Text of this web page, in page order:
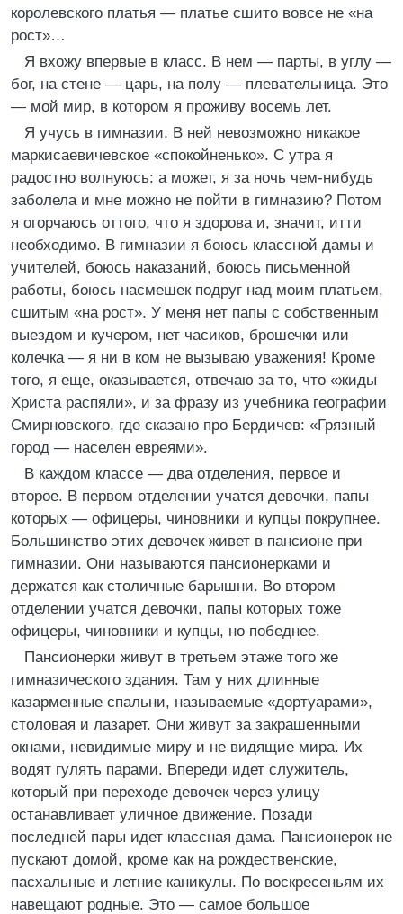
королевского платья — платье сшито вовсе не «на
рост»…
Я вхожу впервые в класс. В нем — парты, в углу —
бог, на стене — царь, на полу — плевательница. Это
— мой мир, в котором я проживу восемь лет.
Я учусь в гимназии. В ней невозможно никакое
маркисаевичевское «спокойненько». С утра я
радостно волнуюсь: а может, я за ночь чем-нибудь
заболела и мне можно не пойти в гимназию? Потом
я огорчаюсь оттого, что я здорова и, значит, итти
необходимо. В гимназии я боюсь классной дамы и
учителей, боюсь наказаний, боюсь письменной
работы, боюсь насмешек подруг над моим платьем,
сшитым «на рост». У меня нет папы с собственным
выездом и кучером, нет часиков, брошечки или
колечка — я ни в ком не вызываю уважения! Кроме
того, я еще, оказывается, отвечаю за то, что «жиды
Христа распяли», и за фразу из учебника географии
Смирновского, где сказано про Бердичев: «Грязный
город — населен евреями».
В каждом классе — два отделения, первое и
второе. В первом отделении учатся девочки, папы
которых — офицеры, чиновники и купцы покрупнее.
Большинство этих девочек живет в пансионе при
гимназии. Они называются пансионерками и
держатся как столичные барышни. Во втором
отделении учатся девочки, папы которых тоже
офицеры, чиновники и купцы, но победнее.
Пансионерки живут в третьем этаже того же
гимназического здания. Там у них длинные
казарменные спальни, называемые «дортуарами»,
столовая и лазарет. Они живут за закрашенными
окнами, невидимые миру и не видящие мира. Их
водят гулять парами. Впереди идет служитель,
который при переходе девочек через улицу
останавливает уличное движение. Позади
последней пары идет классная дама. Пансионерок не
пускают домой, кроме как на рождественские,
пасхальные и летние каникулы. По воскресеньям их
навещают родные. Это — самое большое